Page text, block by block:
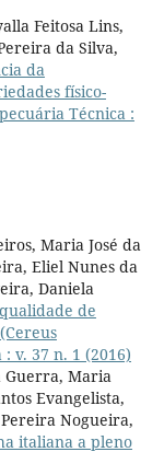
Feitosa Lins,
da Silva,
da
físico-
Técnica :
Maria José da
Eliel Nunes da
Daniela
de
v. 37 n. 1 (2016)
Guerra, Maria
Evangelista,
Nogueira,
italiana a pleno